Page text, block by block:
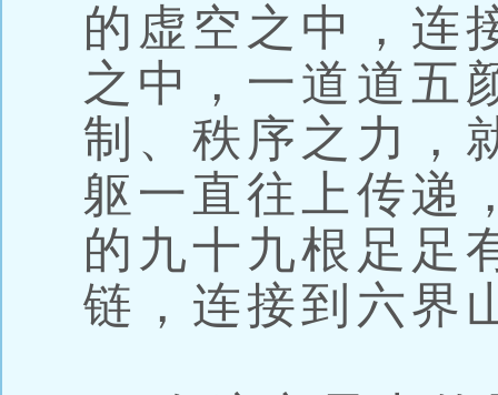
的虚空之中，连
之中，一道道五
制、秩序之力，
躯一直往上传递
的九十九根足足
链，连接到六界